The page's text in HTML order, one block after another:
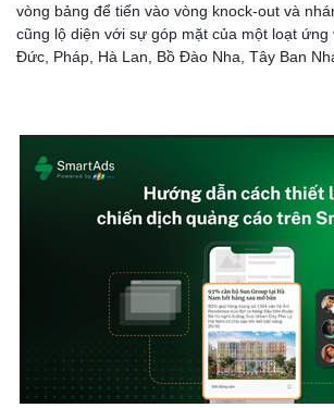
vòng bảng để tiến vào vòng knock-out và
cũng lộ diện với sự góp mặt của một loạt ứng
Đức, Pháp, Hà Lan, Bồ Đào Nha, Tây Ban